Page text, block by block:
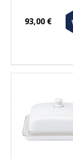
93,00 €